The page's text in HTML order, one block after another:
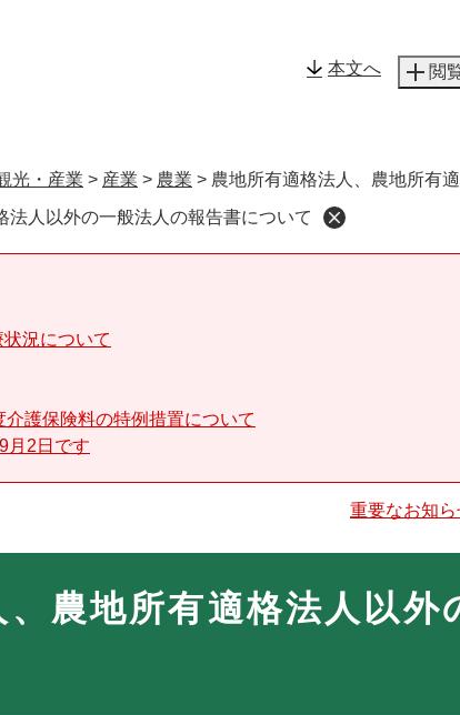
本文へ 閲
光・産業 > 産業 > 農業 > 農地所有適格法人、農地所有
法人以外の一般法人の報告書について
況について
護保険料の特例措置について
月2日です
重要なお知
農地所有適格法人以外